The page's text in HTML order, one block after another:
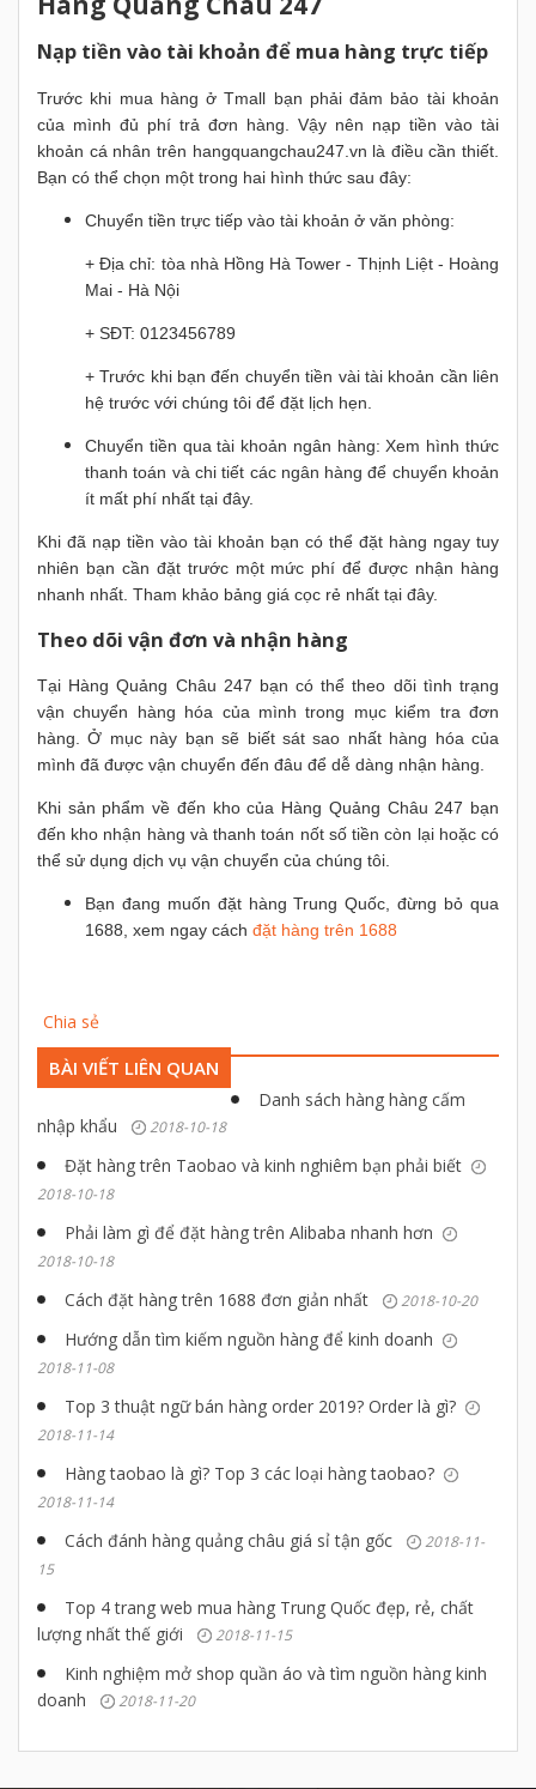
Nạp tiền vào tài khoản để mua hàng trực tiếp
Trước khi mua hàng ở Tmall bạn phải đảm bảo tài khoản
của mình đủ phí trả đơn hàng. Vậy nên nạp tiền vào tài
khoản cá nhân trên hangquangchau247.vn là điều cần thiết.
Bạn có thể chọn một trong hai hình thức sau đây:
Chuyển tiền trực tiếp vào tài khoản ở văn phòng:
+ Địa chỉ: tòa nhà Hồng Hà Tower - Thịnh Liệt - Hoàng
Mai - Hà Nội
+ SĐT: 0123456789
+ Trước khi bạn đến chuyển tiền vài tài khoản cần liên
hệ trước với chúng tôi để đặt lịch hẹn.
Chuyển tiền qua tài khoản ngân hàng: Xem hình thức
thanh toán và chi tiết các ngân hàng để chuyển khoản
ít mất phí nhất tại đây.
Khi đã nạp tiền vào tài khoản bạn có thể đặt hàng ngay tuy
nhiên bạn cần đặt trước một mức phí để được nhận hàng
nhanh nhất. Tham khảo bảng giá cọc rẻ nhất tại đây.
Theo dõi vận đơn và nhận hàng
Tại Hàng Quảng Châu 247 bạn có thể theo dõi tình trạng
vận chuyển hàng hóa của mình trong mục kiểm tra đơn
hàng. Ở mục này bạn sẽ biết sát sao nhất hàng hóa của
mình đã được vận chuyển đến đâu để dễ dàng nhận hàng.
Khi sản phẩm về đến kho của Hàng Quảng Châu 247 bạn
đến kho nhận hàng và thanh toán nốt số tiền còn lại hoặc có
thể sử dụng dịch vụ vận chuyển của chúng tôi.
Bạn đang muốn đặt hàng Trung Quốc, đừng bỏ qua
1688, xem ngay cách đặt hàng trên 1688
Chia sẻ
BÀI VIẾT LIÊN QUAN
Danh sách hàng hàng cấm
nhập khẩu
2018-10-18
Đặt hàng trên Taobao và kinh nghiêm bạn phải biết
2018-10-18
Phải làm gì để đặt hàng trên Alibaba nhanh hơn
2018-10-18
Cách đặt hàng trên 1688 đơn giản nhất 2018-10-20
Hướng dẫn tìm kiếm nguồn hàng để kinh doanh
2018-11-08
Top 3 thuật ngữ bán hàng order 2019? Order là gì?
2018-11-14
Hàng taobao là gì? Top 3 các loại hàng taobao?
2018-11-14
Cách đánh hàng quảng châu giá sỉ tận gốc
2018-11-
15
Top 4 trang web mua hàng Trung Quốc đẹp, rẻ, chất
lượng nhất thế giới
2018-11-15
Kinh nghiệm mở shop quần áo và tìm nguồn hàng kinh
doanh
2018-11-20